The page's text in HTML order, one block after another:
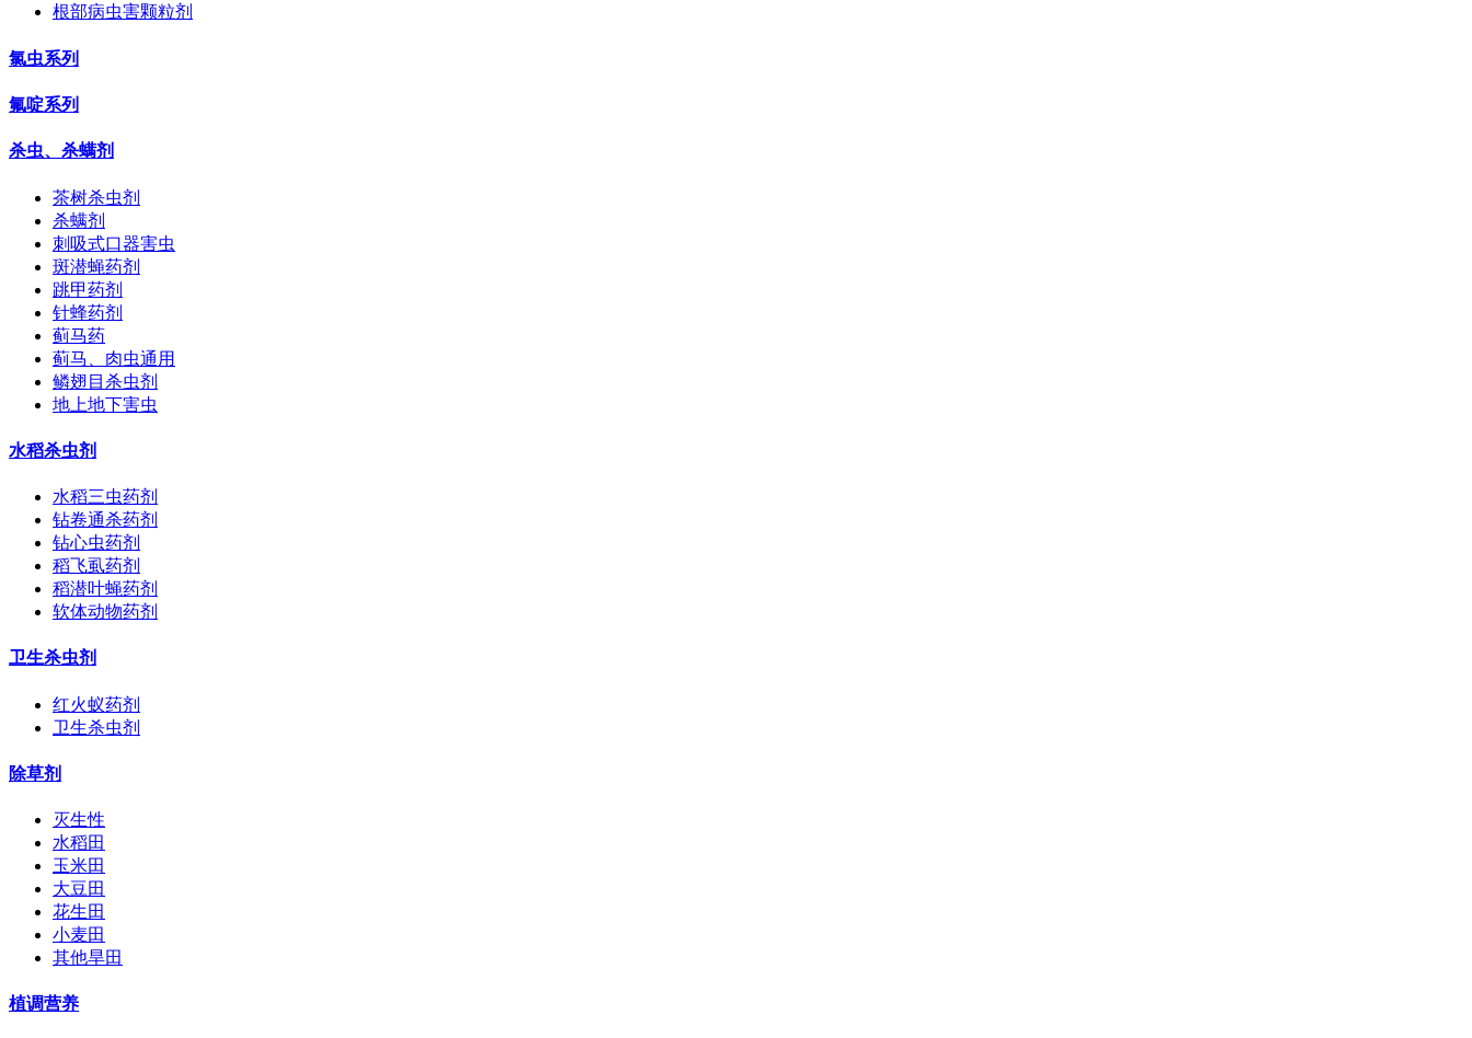
根部病虫害颗粒剂
氯虫系列
氟啶系列
杀虫、杀螨剂
茶树杀虫剂
杀螨剂
刺吸式口器害虫
斑潜蝇药剂
跳甲药剂
针蜂药剂
蓟马药
蓟马、肉虫通用
鳞翅目杀虫剂
地上地下害虫
水稻杀虫剂
水稻三虫药剂
钻卷通杀药剂
钻心虫药剂
稻飞虱药剂
稻潜叶蝇药剂
软体动物药剂
卫生杀虫剂
红火蚁药剂
卫生杀虫剂
除草剂
灭生性
水稻田
玉米田
大豆田
花生田
小麦田
其他旱田
植调营养